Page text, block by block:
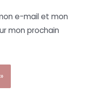
e-mail et mon
mon prochain